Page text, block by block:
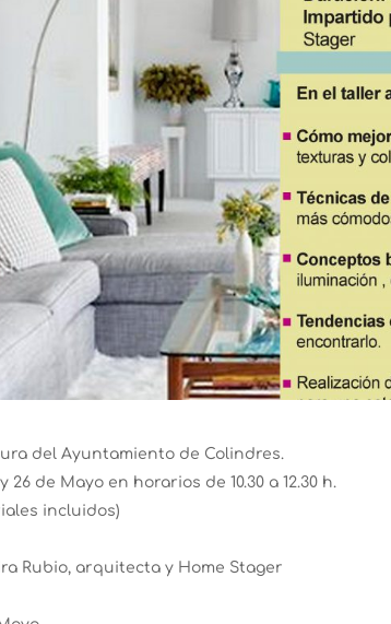
del Ayuntamiento de Colindres.
26 de Mayo en horarios de 10.30 a 12.30 h.
incluidos)
Rubio, arquitecta y Home Stager